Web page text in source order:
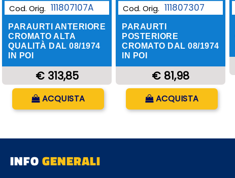
Cod. Orig. 111807107A
PARAURTI ANTERIORE
CROMATO ALTA
QUALITÀ DAL 08/1974
IN POI
€ 313,85
Quantità
ACQUISTA
Cod. Orig. 111807307
PARAURTI
POSTERIORE
CROMATO DAL 08/1974
IN POI
€ 81,98
Quantità
ACQUISTA
INFOGENERALI